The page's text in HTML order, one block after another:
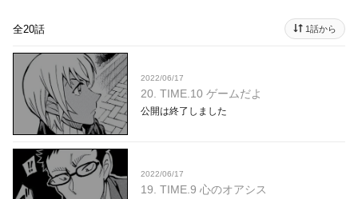
全20話 1話から
2022/06/17
20. TIME.10 ゲームだよ
公開は終了しました
2022/06/17
19. TIME.9 心のオアシス